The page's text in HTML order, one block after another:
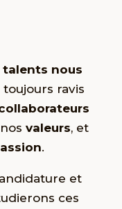
talents nous
ravis
valeurs, et
.
et
ces